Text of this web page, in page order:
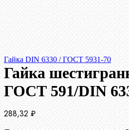
Гайка DIN 6330 / ГОСТ 5931-70
Гайка
ГОСТ 591/DIN
288,32 ₽